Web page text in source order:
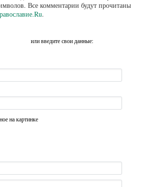
Все комментарии будут прочитаны
.
или введите свои данные:
на картинке